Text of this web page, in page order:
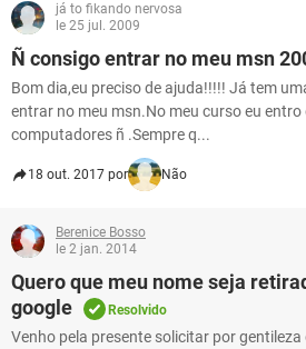
já to fikando nervosa
le 25 jul. 2009
Ñ consigo entrar no meu msn
Bom dia,eu preciso de ajuda!!!!! Já tem
entrar no meu msn.No meu curso eu
computadores ñ .Sempre q...
18 out. 2017 por Não
Berenice Bosso
le 2 jan. 2014
Quero que meu nome seja
google
Resolvido
Venho pela presente solicitar por gentileza